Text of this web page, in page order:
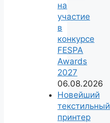
на
участие
в
конкурсе
FESPA
Awards
2027
06.08.2026
Новейший
текстильный
принтер